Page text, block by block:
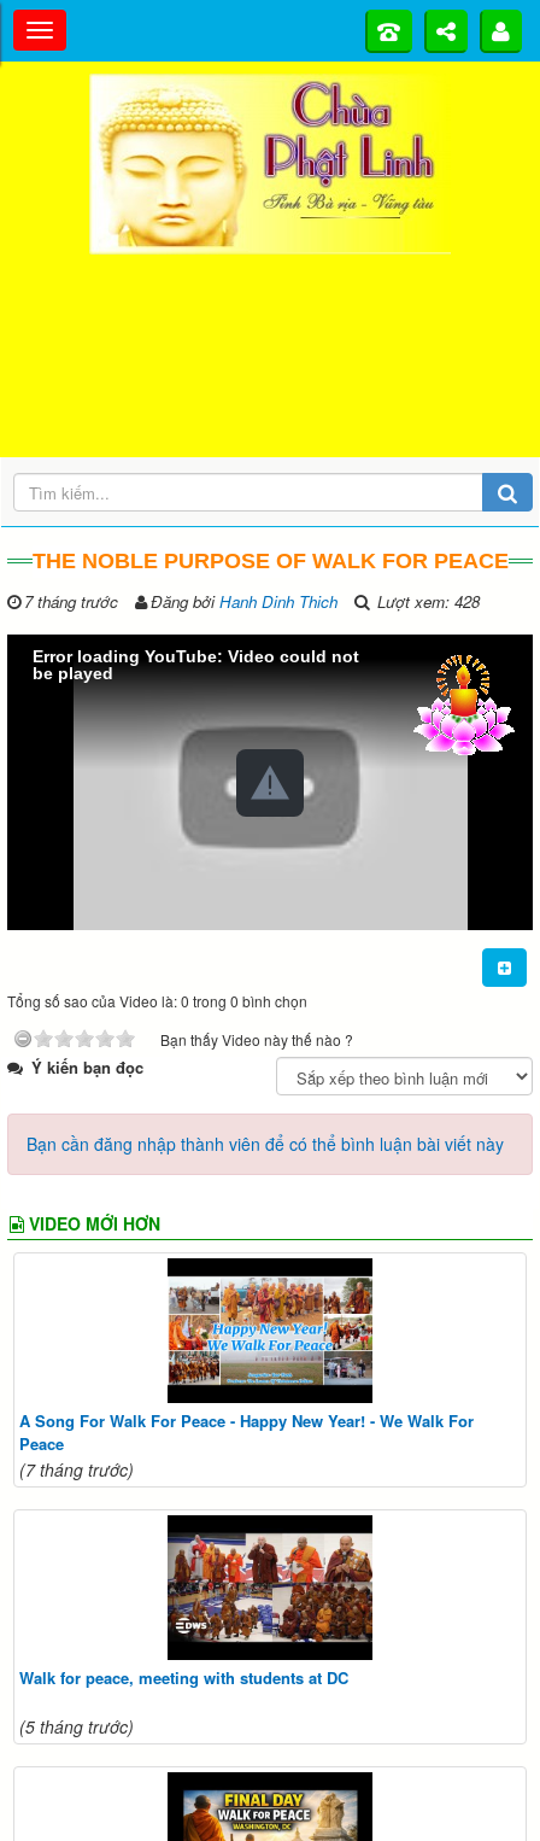
THE NOBLE PURPOSE OF WALK FOR PEACE
7 tháng trước Đăng bởiHanh Dinh Thich Lượt xem: 428
Error loading YouTube: Video could not
be played
Tổng số sao của Video là: 0 trong 0 bình chọn
Bạn thấy Video này thế nào ?
Ý kiến bạn đọc
Bạn cần đăng nhập thành viên để có thể bình luận bài viết này
VIDEO MỚI HƠN
A Song For Walk For Peace - Happy New Year! - We Walk For
Peace
(7 tháng trước)
Walk for peace, meeting with students at DC
(5 tháng trước)